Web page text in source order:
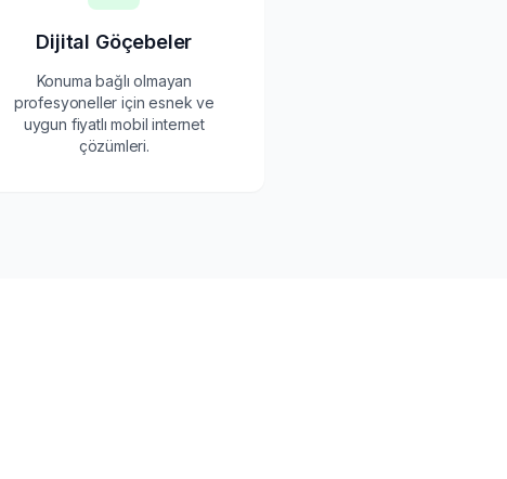
Dijital Göçebeler
Konuma bağlı olmayan
profesyoneller için esnek ve
uygun fiyatlı mobil internet
çözümleri.